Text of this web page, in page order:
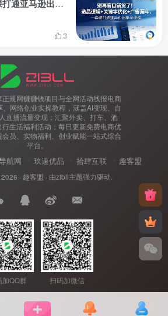
通亚马逊出单
3
正规网赚赚钱项目与全网活动线报电商
、网络创业实操教程，涵盖AI变现、自
直播流量变现；汇聚外卖、打车、酒
行生活福利活动；每日更新免费电商优
员、实物福利、创业赋能一站式综合
平台。
航网 玖速优品 拾肆互联 趣客盟
· 趣客盟 · 由zibll主题强力驱动.
加QQ群 扫码加微信